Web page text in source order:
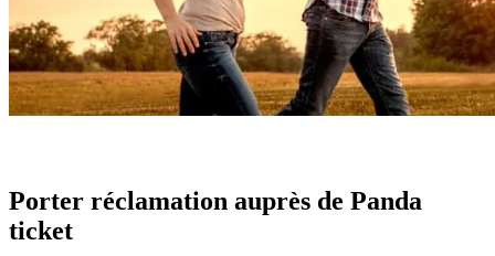
Porter réclamation auprès de Panda
ticket